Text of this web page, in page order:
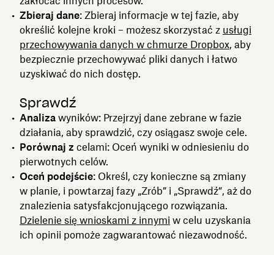
Zbieraj dane: Zbieraj informacje w tej fazie, aby
określić kolejne kroki – możesz skorzystać z usługi
przechowywania danych w chmurze Dropbox, aby
bezpiecznie przechowywać pliki danych i łatwo‌
uzyskiwać do nich dostęp.
Sprawdź
Analiza wyników: Przejrzyj dane zebrane w fazie
działania, aby sprawdzić, czy osiągasz swoje cele.
Porównaj z celami: Oceń wyniki w odniesieniu do
pierwotnych celów.
Oceń podejście: Określ, czy konieczne są zmiany
w planie, i powtarzaj fazy „Zrób” i „Sprawdź”, aż do
znalezienia satysfakcjonującego rozwiązania.
Dzielenie się wnioskami z innymi w celu uzyskania
ich opinii pomoże zagwarantować niezawodność.